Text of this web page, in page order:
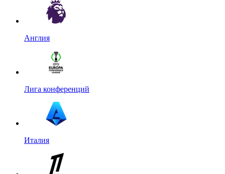
Англия
Лига конференций
Италия